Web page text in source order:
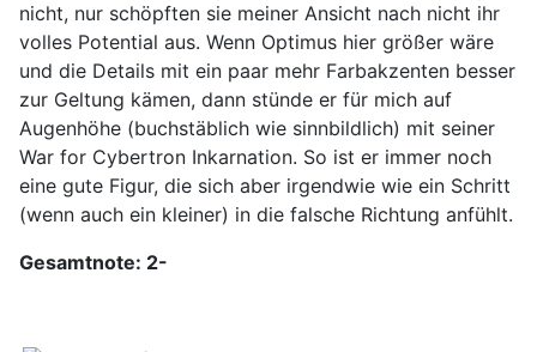
nicht, nur schöpften sie meiner Ansicht nach nicht ihr
volles Potential aus. Wenn Optimus hier größer wäre
und die Details mit ein paar mehr Farbakzenten besser
zur Geltung kämen, dann stünde er für mich auf
Augenhöhe (buchstäblich wie sinnbildlich) mit seiner
War for Cybertron Inkarnation. So ist er immer noch
eine gute Figur, die sich aber irgendwie wie ein Schritt
(wenn auch ein kleiner) in die falsche Richtung anfühlt.
Gesamtnote: 2-